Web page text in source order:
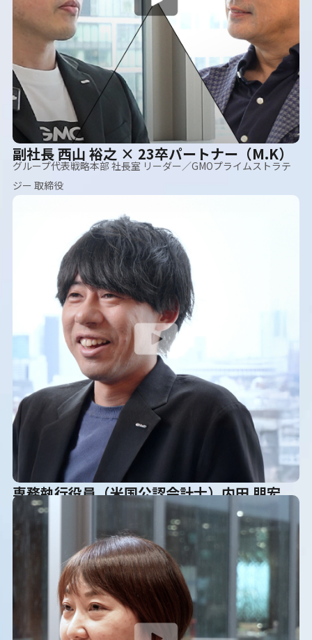
副社長 西山 裕之 × 23卒パートナー（M.K）
グループ代表戦略本部 社長室 リーダー／GMOプライムストラテ
ジー 取締役
専務執行役員（米国公認会計士）内田 朋宏